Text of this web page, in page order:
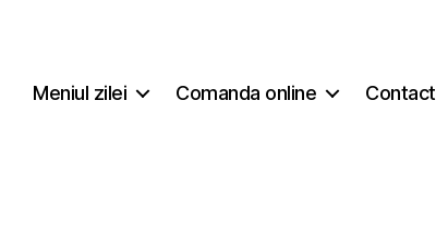
Meniul zilei Comanda online Contact